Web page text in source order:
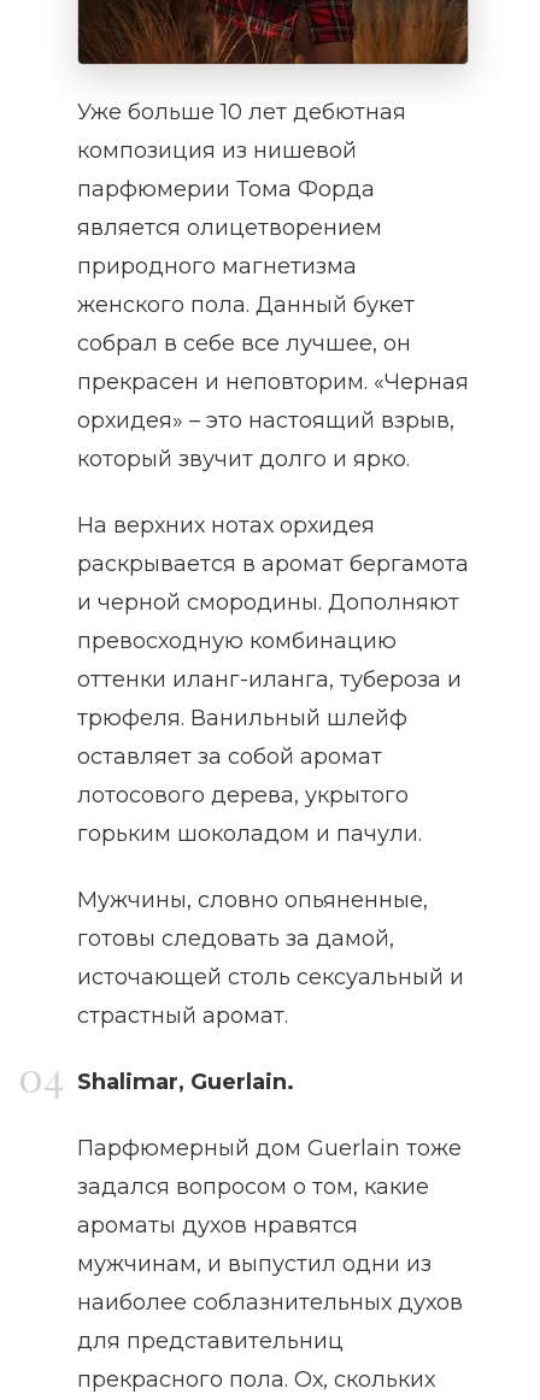
Уже больше 10 лет дебютная
композиция из нишевой
парфюмерии Тома Форда
является олицетворением
природного магнетизма
женского пола. Данный букет
собрал в себе все лучшее, он
прекрасен и неповторим. «Черная
орхидея» – это настоящий взрыв,
который звучит долго и ярко.
На верхних нотах орхидея
раскрывается в аромат бергамота
и черной смородины. Дополняют
превосходную комбинацию
оттенки иланг-иланга, тубероза и
трюфеля. Ванильный шлейф
оставляет за собой аромат
лотосового дерева, укрытого
горьким шоколадом и пачули.
Мужчины, словно опьяненные,
готовы следовать за дамой,
источающей столь сексуальный и
страстный аромат.
Shalimar, Guerlain.
Парфюмерный дом Guerlain тоже
задался вопросом о том, какие
ароматы духов нравятся
мужчинам, и выпустил одни из
наиболее соблазнительных духов
для представительниц
прекрасного пола. Ох, скольких